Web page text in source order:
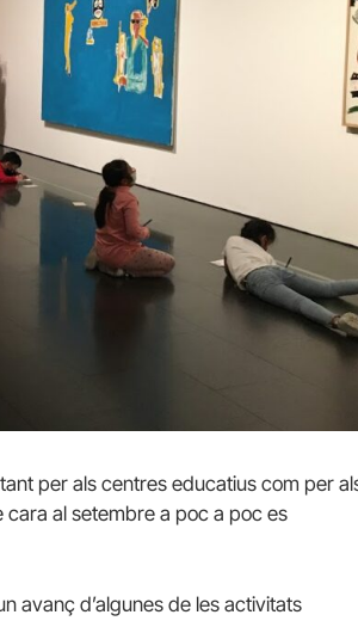
per als centres educatius com per
al setembre a poc a poc es
avanç d’algunes de les activitats